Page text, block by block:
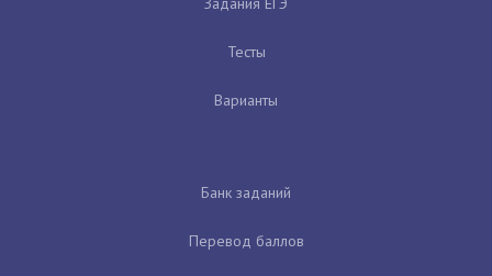
Тесты
Варианты
Банк заданий
Перевод баллов